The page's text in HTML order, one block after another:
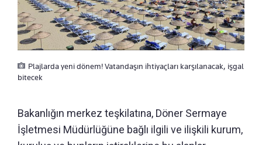
Plajlarda yeni dönem! Vatandaşın ihtiyaçları karşılanacak, işgal
bitecek
Bakanlığın merkez teşkilatına, Döner Sermaye
İşletmesi Müdürlüğüne bağlı ilgili ve ilişkili kurum,